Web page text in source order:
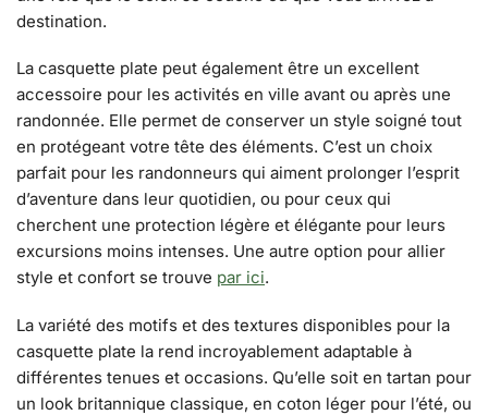
destination.
La casquette plate peut également être un excellent
accessoire pour les activités en ville avant ou après une
randonnée. Elle permet de conserver un style soigné tout
en protégeant votre tête des éléments. C’est un choix
parfait pour les randonneurs qui aiment prolonger l’esprit
d’aventure dans leur quotidien, ou pour ceux qui
cherchent une protection légère et élégante pour leurs
excursions moins intenses. Une autre option pour allier
style et confort se trouve par ici.
La variété des motifs et des textures disponibles pour la
casquette plate la rend incroyablement adaptable à
différentes tenues et occasions. Qu’elle soit en tartan pour
un look britannique classique, en coton léger pour l’été, ou